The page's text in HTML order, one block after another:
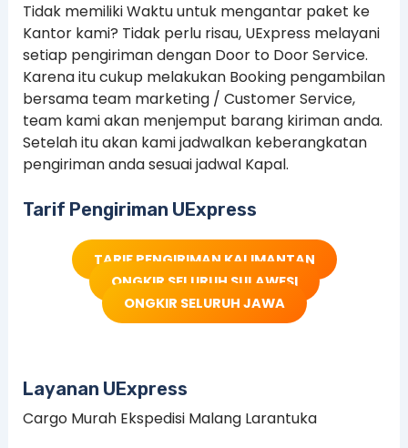
Tidak memiliki Waktu untuk mengantar paket ke
Kantor kami? Tidak perlu risau, UExpress melayani
setiap pengiriman dengan Door to Door Service.
Karena itu cukup melakukan Booking pengambilan
bersama team marketing / Customer Service,
team kami akan menjemput barang kiriman anda.
Setelah itu akan kami jadwalkan keberangkatan
pengiriman anda sesuai jadwal Kapal.
Tarif Pengiriman UExpress
TARIF PENGIRIMAN KALIMANTAN
ONGKIR SELURUH SULAWESI
ONGKIR SELURUH JAWA
Layanan UExpress
Cargo Murah Ekspedisi Malang Larantuka